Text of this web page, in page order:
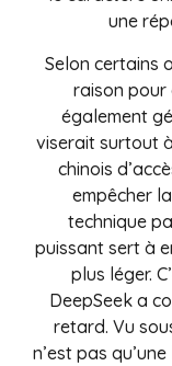
une
Selon certains
raison pour
également
viserait surtout
chinois
empêcher
technique
puissant sert à
plus léger.
DeepSeek a
retard. Vu
n’est pas